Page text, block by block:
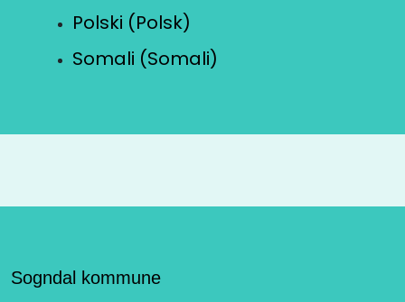
Polski (Polsk)
Somali (Somali)
Sogndal kommune